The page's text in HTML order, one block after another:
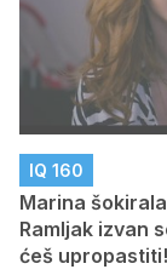
IQ 160
Marina
Ramljak izvan
ćeš